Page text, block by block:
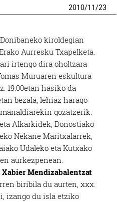
2010/11/23
kiroldegian
Aurresku Txapelketa.
irtengo dira oholtzara
Muruaren eskultura
19:00etan hasiko da
bezala, lehiaz harago
gozatzerik.
Alkarkidek, Donostiako
Nekane Maritxalarrek,
Udaleko eta Kutxako
aurkezpenean.
Mendizabalentzat
biribila du aurten, xxx.
izango du isla etziko